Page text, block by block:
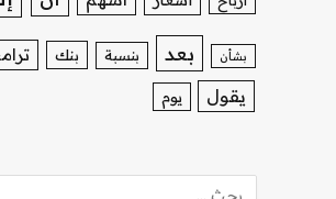
بشأن بعد بنسبة بنك
يقول يوم